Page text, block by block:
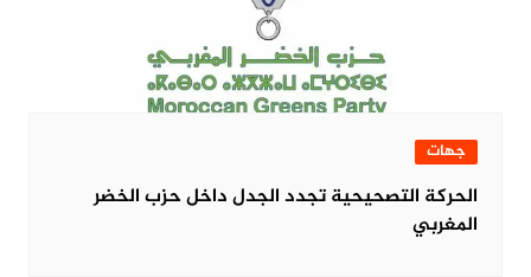
جهات
الحركة التصحيحية تجدد الجدل داخل حزب الخضر
المغربي